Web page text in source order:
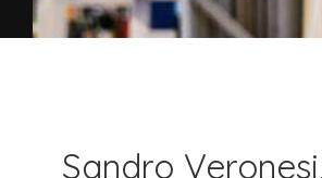
Sandro